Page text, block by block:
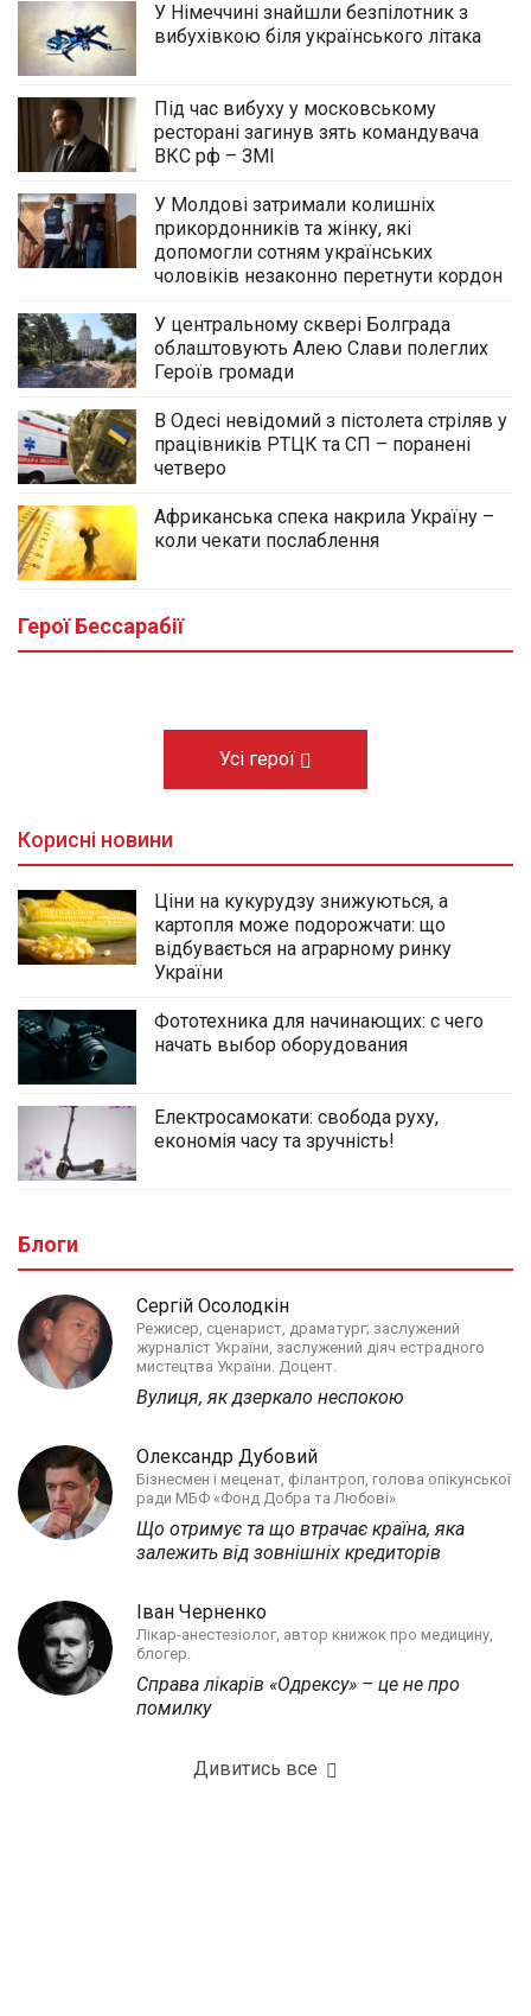
У Німеччині знайшли безпілотник з
вибухівкою біля українського літака
Під час вибуху у московському
ресторані загинув зять командувача
ВКС рф – ЗМІ
У Молдові затримали колишніх
прикордонників та жінку, які
допомогли сотням українських
чоловіків незаконно перетнути кордон
У центральному сквері Болграда
облаштовують Алею Слави полеглих
Героїв громади
В Одесі невідомий з пістолета стріляв у
працівників РТЦК та СП – поранені
четверо
Африканська спека накрила Україну –
коли чекати послаблення
Герої Бессарабії
У центральному сквері Болграда
облаштовують Алею Слави полеглих
Героїв громади
03.08.2026
Усі герої
Корисні новини
Ціни на кукурудзу знижуються, а
картопля може подорожчати: що
відбувається на аграрному ринку
України
Фототехника для начинающих: с чего
начать выбор оборудования
Електросамокати: свобода руху,
економія часу та зручність!
Блоги
Сергій Осолодкін
Режисер, сценарист, драматург; заслужений
журналіст України, заслужений діяч естрадного
мистецтва України. Доцент.
Вулиця, як дзеркало неспокою
Олександр Дубовий
Бізнесмен і меценат, філантроп, голова опікунської
ради МБФ «Фонд Добра та Любові»
Що отримує та що втрачає країна, яка
залежить від зовнішніх кредиторів
Іван Черненко
Лікар-анестезіолог, автор книжок про медицину,
блогер.
Справа лікарів «Одрексу» – це не про
помилку
Дивитись все